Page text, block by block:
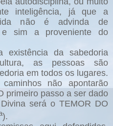
inteligência, já que a
não é advinda de
e sim a proveniente do
da sabedoria
as pessoas são
em todos os lugares.
não apontarão
primeiro passo a ser dado
será o TEMOR DO
).